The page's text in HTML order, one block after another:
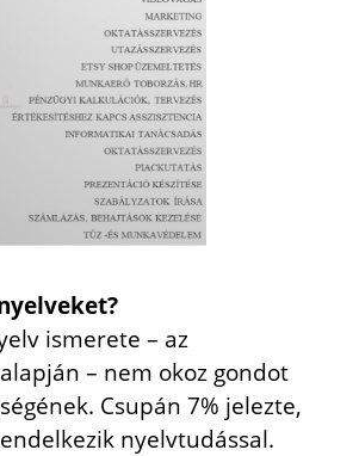
ismerete – az
– nem okoz gondot
Csupán 7% jelezte,
nyelvtudással.